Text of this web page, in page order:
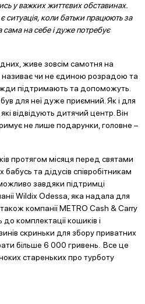
у важких життєвих обставинах.
коли батьки працюють за
на себе і дуже потребує
живе зовсім самотня на
називає чи не єдиною розрадою та
підтримають та допоможуть.
для неї дуже приємний. Як і для
відвідують дитячий центр. Він
не лише подарунки, головне –
протягом місяця перед святами
та дідусів співробітникам
завдяки підтримці
Wildix Odessa, яка надала для
також компанії METRO Cash & Carry
комплектації кошиків і
скриньки для збору приватних
більше 6 000 гривень. Все це
стареньких про турботу